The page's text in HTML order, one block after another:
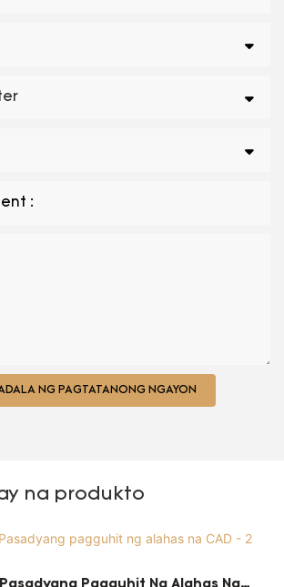
:
NG PAGTATANONG NGAYON
na produkto